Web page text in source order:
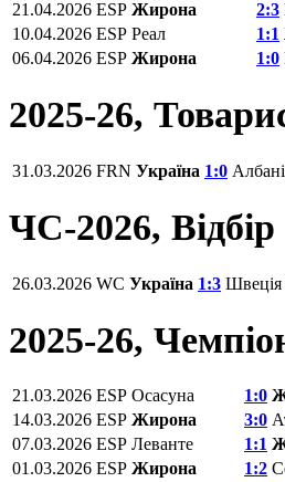
21.04.2026 ESP Жирона 2:3
10.04.2026 ESP Реал 1:1
06.04.2026 ESP Жирона 1:0
2025-26,
31.03.2026 FRN Україна 1:0
ЧС-2026, Відбір
26.03.2026 WC Україна 1:3 Швеція
2025-26,
21.03.2026 ESP Осасуна 1:0
14.03.2026 ESP Жирона 3:0
07.03.2026 ESP Леванте 1:1
01.03.2026 ESP Жирона 1:2